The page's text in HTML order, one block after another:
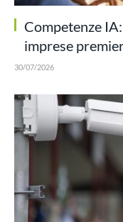
Competenze
imprese
30/07/2026